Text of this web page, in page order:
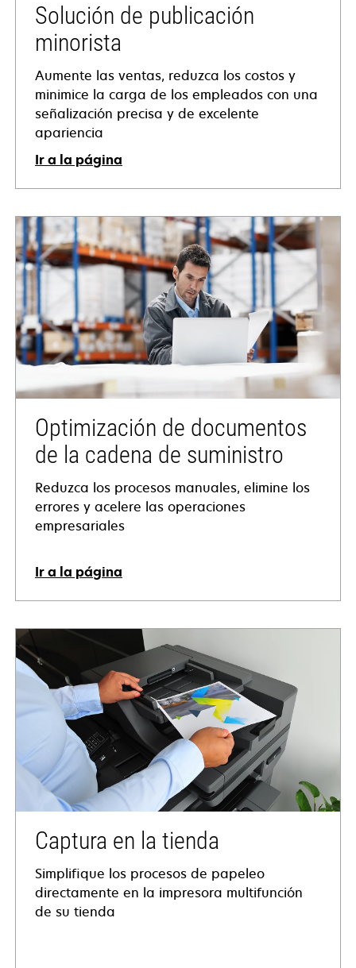
Solución de publicación
minorista
Aumente las ventas, reduzca los costos y
minimice la carga de los empleados con una
señalización precisa y de excelente
apariencia
Ir a la página
Optimización de documentos
de la cadena de suministro
Reduzca los procesos manuales, elimine los
errores y acelere las operaciones
empresariales
Ir a la página
Captura en la tienda
Simplifique los procesos de papeleo
directamente en la impresora multifunción
de su tienda